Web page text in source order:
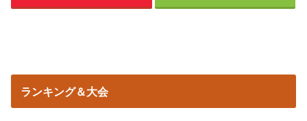
ランキング＆大会